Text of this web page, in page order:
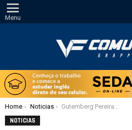
Menu
Você está aqui:
Home Noticias Gutemberg Pereira é o mais novo membro da AOJ Jiu-Jitsu
NOTICIAS